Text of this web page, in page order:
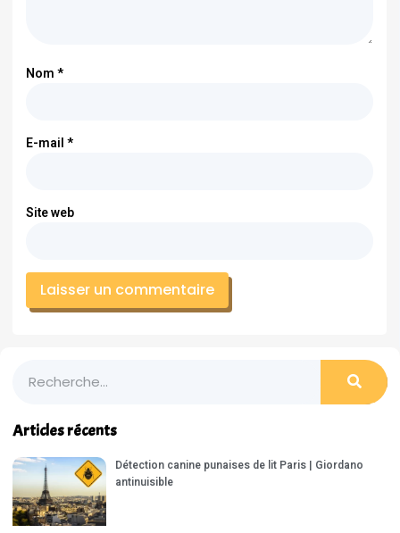
Nom*
E-mail*
Site web
Articles récents
Détection canine punaises de lit Paris | Giordano
antinuisible